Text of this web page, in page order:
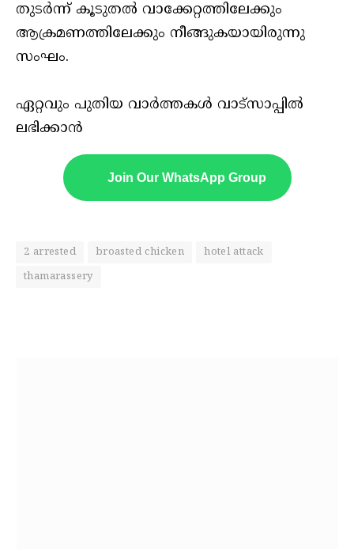
തുടർന്ന് കൂടുതൽ വാക്കേറ്റത്തിലേക്കും
ആക്രമണത്തിലേക്കും നീങ്ങുകയായിരുന്നു
സംഘം.
ഏറ്റവും പുതിയ വാർത്തകൾ വാട്സാപ്പിൽ
ലഭിക്കാൻ
Join Our WhatsApp Group
2 arrested broasted chicken
hotel attack
thamarassery